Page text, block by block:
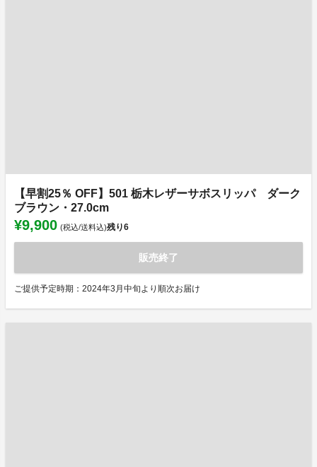
【早割25％ OFF】501 栃木レザーサボスリッパ ダーク
ブラウン・27.0cm
¥9,900 (税込/送料込)残り6
販売終了
ご提供予定時期：2024年3月中旬より順次お届け